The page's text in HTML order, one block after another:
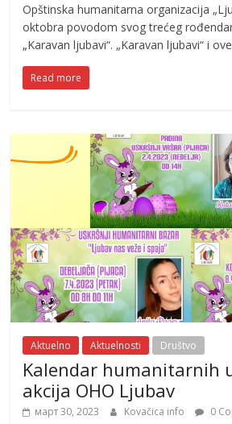
Opštinska humanitarna organizacija
oktobra povodom svog trećeg
„Karavan ljubavi“. „Karavan ljubavi“ i
Read more
Aktuelno Aktuelnosti Društvo
Kalendar humanitarnih
akcija OHO Ljubav
март 30, 2023 Kovačica info 0